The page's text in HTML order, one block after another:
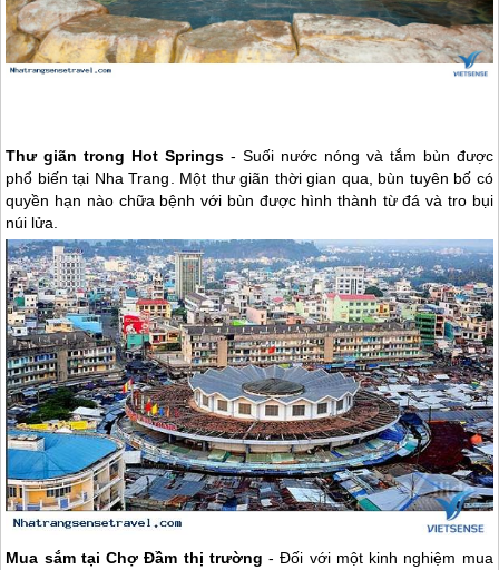
Thư giãn trong Hot Springs - Suối nước nóng và tắm bùn được
phổ biến tại Nha Trang . Một thư giãn thời gian qua, bùn tuyên bố có
quyền hạn nào chữa bệnh với bùn được hình thành từ đá và tro bụi
núi lửa.
Mua sắm tại Chợ Đầm thị trường - Đối với một kinh nghiệm mua